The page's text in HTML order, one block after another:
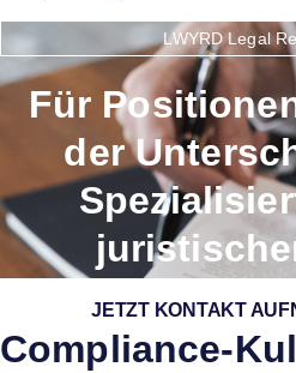
LWYRD Legal
Für
der
JETZT KONTAKT
Compliance-